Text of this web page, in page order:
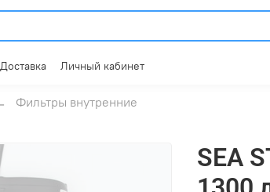
Доставка Личный кабинет
Фильтры внутренние
SEA